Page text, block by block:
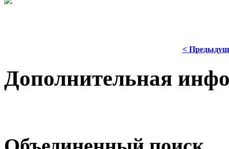
<
Дополнительная